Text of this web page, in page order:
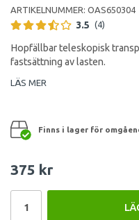
ARTIKELNUMMER: OAS650304
3.5 (4)
Hopfällbar teleskopisk
fastsättning av lasten.
LÄS MER
Finns i lager för
375 kr